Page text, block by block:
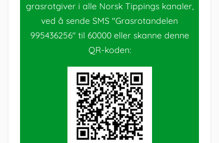
grasrotgiver i alle Norsk Tippings kanaler,
ved å sende SMS "Grasrotandelen
995436256" til 60000 eller skanne denne
QR-koden: